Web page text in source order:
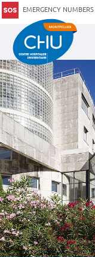
EMERGENCY NUMBERS